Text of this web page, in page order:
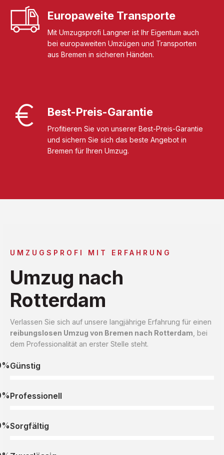
Europaweite Transporte
Mit Umzugsprofi Langner ist Ihr Eigentum auch
bei europaweiten Umzügen und Transporten
aus Bremen in sicheren Händen.
Best-Preis-Garantie
Profitieren Sie von unserer Best-Preis-Garantie
und sichern Sie sich das beste Angebot in
Bremen für Ihren Umzug.
UMZUGSPROFI MIT ERFAHRUNG
Umzug nach
Rotterdam
Verlassen Sie sich auf unsere langjährige Erfahrung für einen
reibungslosen Umzug von Bremen nach Rotterdam , bei
dem Professionalität an erster Stelle steht.
Günstig
Professionell
Sorgfältig